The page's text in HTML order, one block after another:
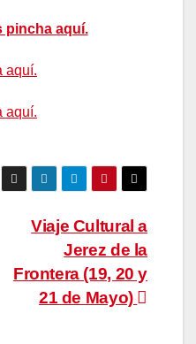
pincha aquí.
aquí.
aquí.
Viaje Cultural a
Jerez de la
Frontera (19, 20 y
21 de Mayo)